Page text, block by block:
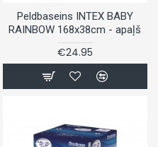
Peldbaseins INTEX BABY
RAINBOW 168x38cm - apaļš
€24.95